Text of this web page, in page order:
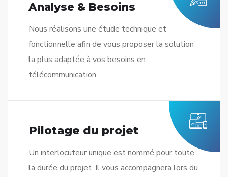
Analyse & Besoins
Nous réalisons une étude technique et
fonctionnelle afin de vous proposer la solution
la plus adaptée à vos besoins en
télécommunication.
Pilotage du projet
Un interlocuteur unique est nommé pour toute
la durée du projet. Il vous accompagnera lors du